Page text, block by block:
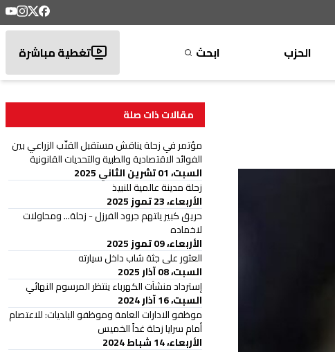
الحزب ابحث تغطية مباشرة
مقالات ذات صلة
مؤتمر في زحلة يناقش مستقبل القنّب الزراعي بين
الفوائد الاقتصادية والطبية والتحديات القانونية
السبت، 01 تشرين الثاني 2025
زحلة مدينة عالمية للنبيذ
الأربعاء، 23 تموز 2025
حريق كبير يلتهم جرود الفرزل - زحلة... ومحاولات
لاخماده
الأربعاء، 09 تموز 2025
العثور على جثة شاب داخل سيارته
السبت، 08 آذار 2025
إسترداد منشآت الكهرباء ينتظر المرسوم النهائي
السبت، 16 آذار 2024
موظفو الادارات العامة وموظفو البلديات: للاعتصام
أمام سرايا زحلة غداً الخميس
الأربعاء، 14 شباط 2024